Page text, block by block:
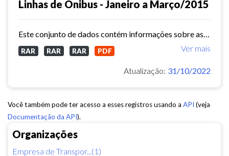
Organizações
Empresa de Transpor...(1)
Linhas de Ônibus - Janeiro a Março/2015
Ver mais
RAR RAR RAR PDF
Atualização: 31/10/2022
Você também pode ter acesso a esses registros usando a API (veja
Documentação da API).